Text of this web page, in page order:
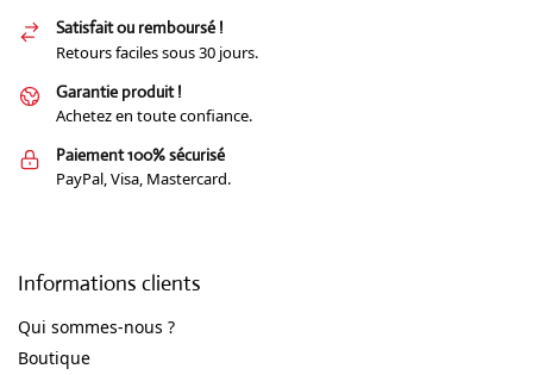
Satisfait ou remboursé !
Retours faciles sous 30 jours.
Garantie produit !
Achetez en toute confiance.
Paiement 100% sécurisé
PayPal, Visa, Mastercard.
Informations clients
Qui sommes-nous ?
Boutique